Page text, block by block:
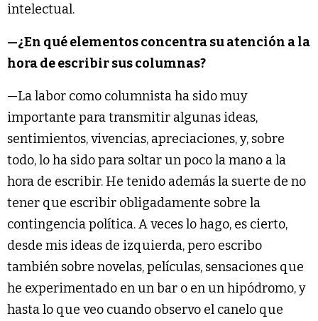
intelectual.
—¿En qué elementos concentra su atención a la
hora de escribir sus columnas?
—La labor como columnista ha sido muy
importante para transmitir algunas ideas,
sentimientos, vivencias, apreciaciones, y, sobre
todo, lo ha sido para soltar un poco la mano a la
hora de escribir. He tenido además la suerte de no
tener que escribir obligadamente sobre la
contingencia política. A veces lo hago, es cierto,
desde mis ideas de izquierda, pero escribo
también sobre novelas, películas, sensaciones que
he experimentado en un bar o en un hipódromo, y
hasta lo que veo cuando observo el canelo que